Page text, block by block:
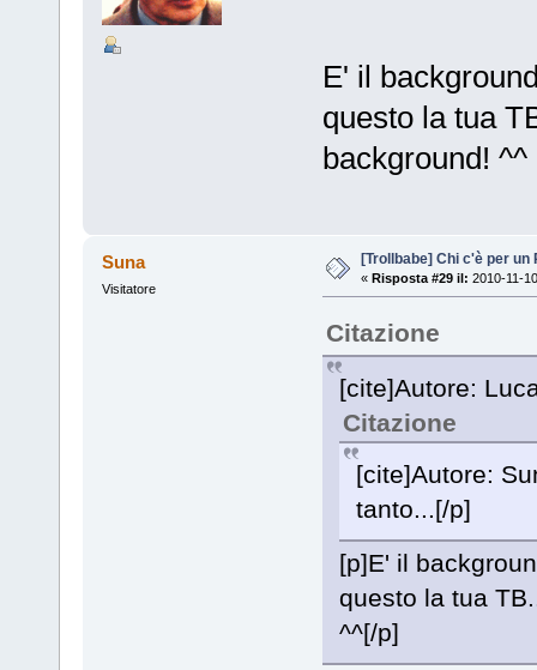
E' il
questo la tua
background! ^^
Suna
Visitatore
[Trollbabe] Chi c'è per un
« Risposta #29 il: 2010-11-
Citazione
[cite]Autore:
Citazione
[cite]Autore:
tanto...[/p]
[p]E' il
questo la tua
^^[/p]